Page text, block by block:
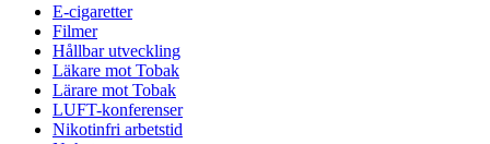
E-cigaretter
Filmer
Hållbar utveckling
Läkare mot Tobak
Lärare mot Tobak
LUFT-konferenser
Nikotinfri arbetstid